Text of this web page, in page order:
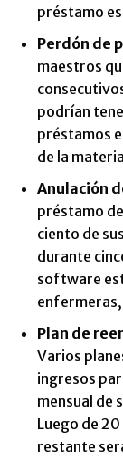
préstamo
Perdón de
maestros
podrían
préstamos
de la
Anulación
préstamo
ciento de
durante
software
Plan de
Varios
ingresos
mensual de
Luego de
restante